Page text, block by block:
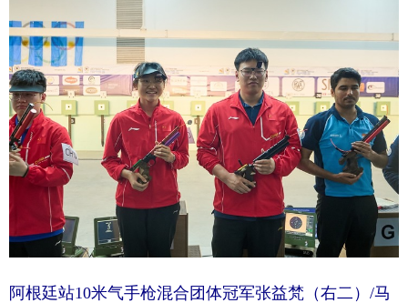
阿根廷站10米气手枪混合团体冠军张益梵（右二）/马